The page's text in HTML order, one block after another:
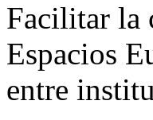
Facilitar la
Espacios
entre